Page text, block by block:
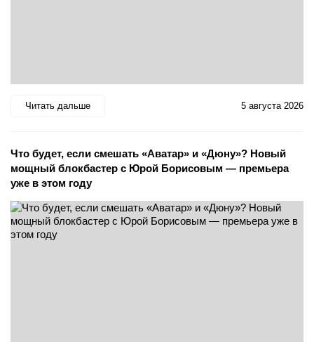
Читать дальше 5 августа 2026
Что будет, если смешать «Аватар» и «Дюну»? Новый
мощный блокбастер с Юрой Борисовым — премьера
уже в этом году